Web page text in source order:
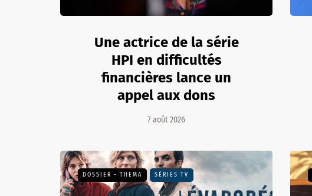
Une actrice de la série
HPI en difficultés
financières lance un
appel aux dons
7 août 2026
DOSSIER - THEMA SÉRIES TV